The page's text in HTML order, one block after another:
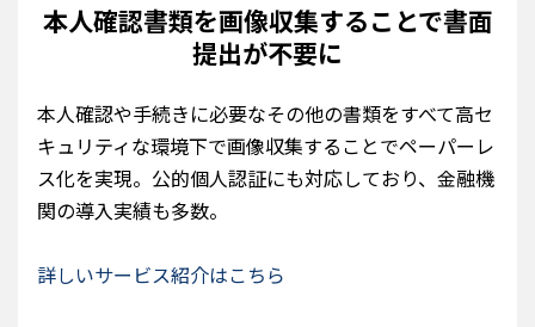
本人確認書類を画像収集することで書面
提出が不要に
本人確認や手続きに必要なその他の書類をすべて高セ
キュリティな環境下で画像収集することでペーパーレ
ス化を実現。公的個人認証にも対応しており、金融機
関の導入実績も多数。
詳しいサービス紹介はこちら